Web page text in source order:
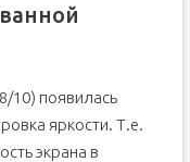
10) появилась
яркости. Т.е.
экрана в